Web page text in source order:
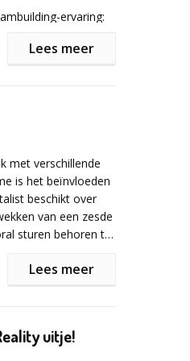
uur
, afhankelijk
of in vrije
ervaring:
van de
Lees meer
met verschillende
is het beïnvloeden
beschikt over
van een zesde
sturen behoren tot
Lees meer
uitje!